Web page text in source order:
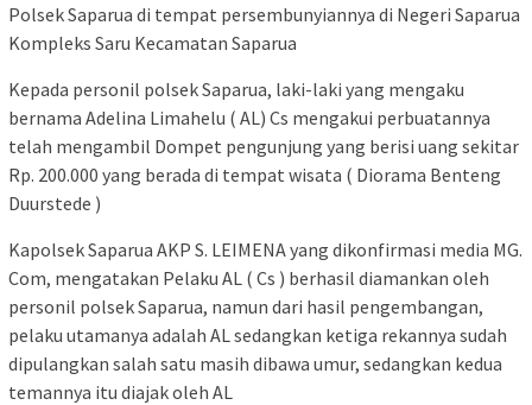
Polsek Saparua di tempat persembunyiannya di Negeri Saparua
Kompleks Saru Kecamatan Saparua
Kepada personil polsek Saparua, laki-laki yang mengaku
bernama Adelina Limahelu ( AL) Cs mengakui perbuatannya
telah mengambil Dompet pengunjung yang berisi uang sekitar
Rp. 200.000 yang berada di tempat wisata ( Diorama Benteng
Duurstede )
Kapolsek Saparua AKP S. LEIMENA yang dikonfirmasi media MG.
Com, mengatakan Pelaku AL ( Cs ) berhasil diamankan oleh
personil polsek Saparua, namun dari hasil pengembangan,
pelaku utamanya adalah AL sedangkan ketiga rekannya sudah
dipulangkan salah satu masih dibawa umur, sedangkan kedua
temannya itu diajak oleh AL